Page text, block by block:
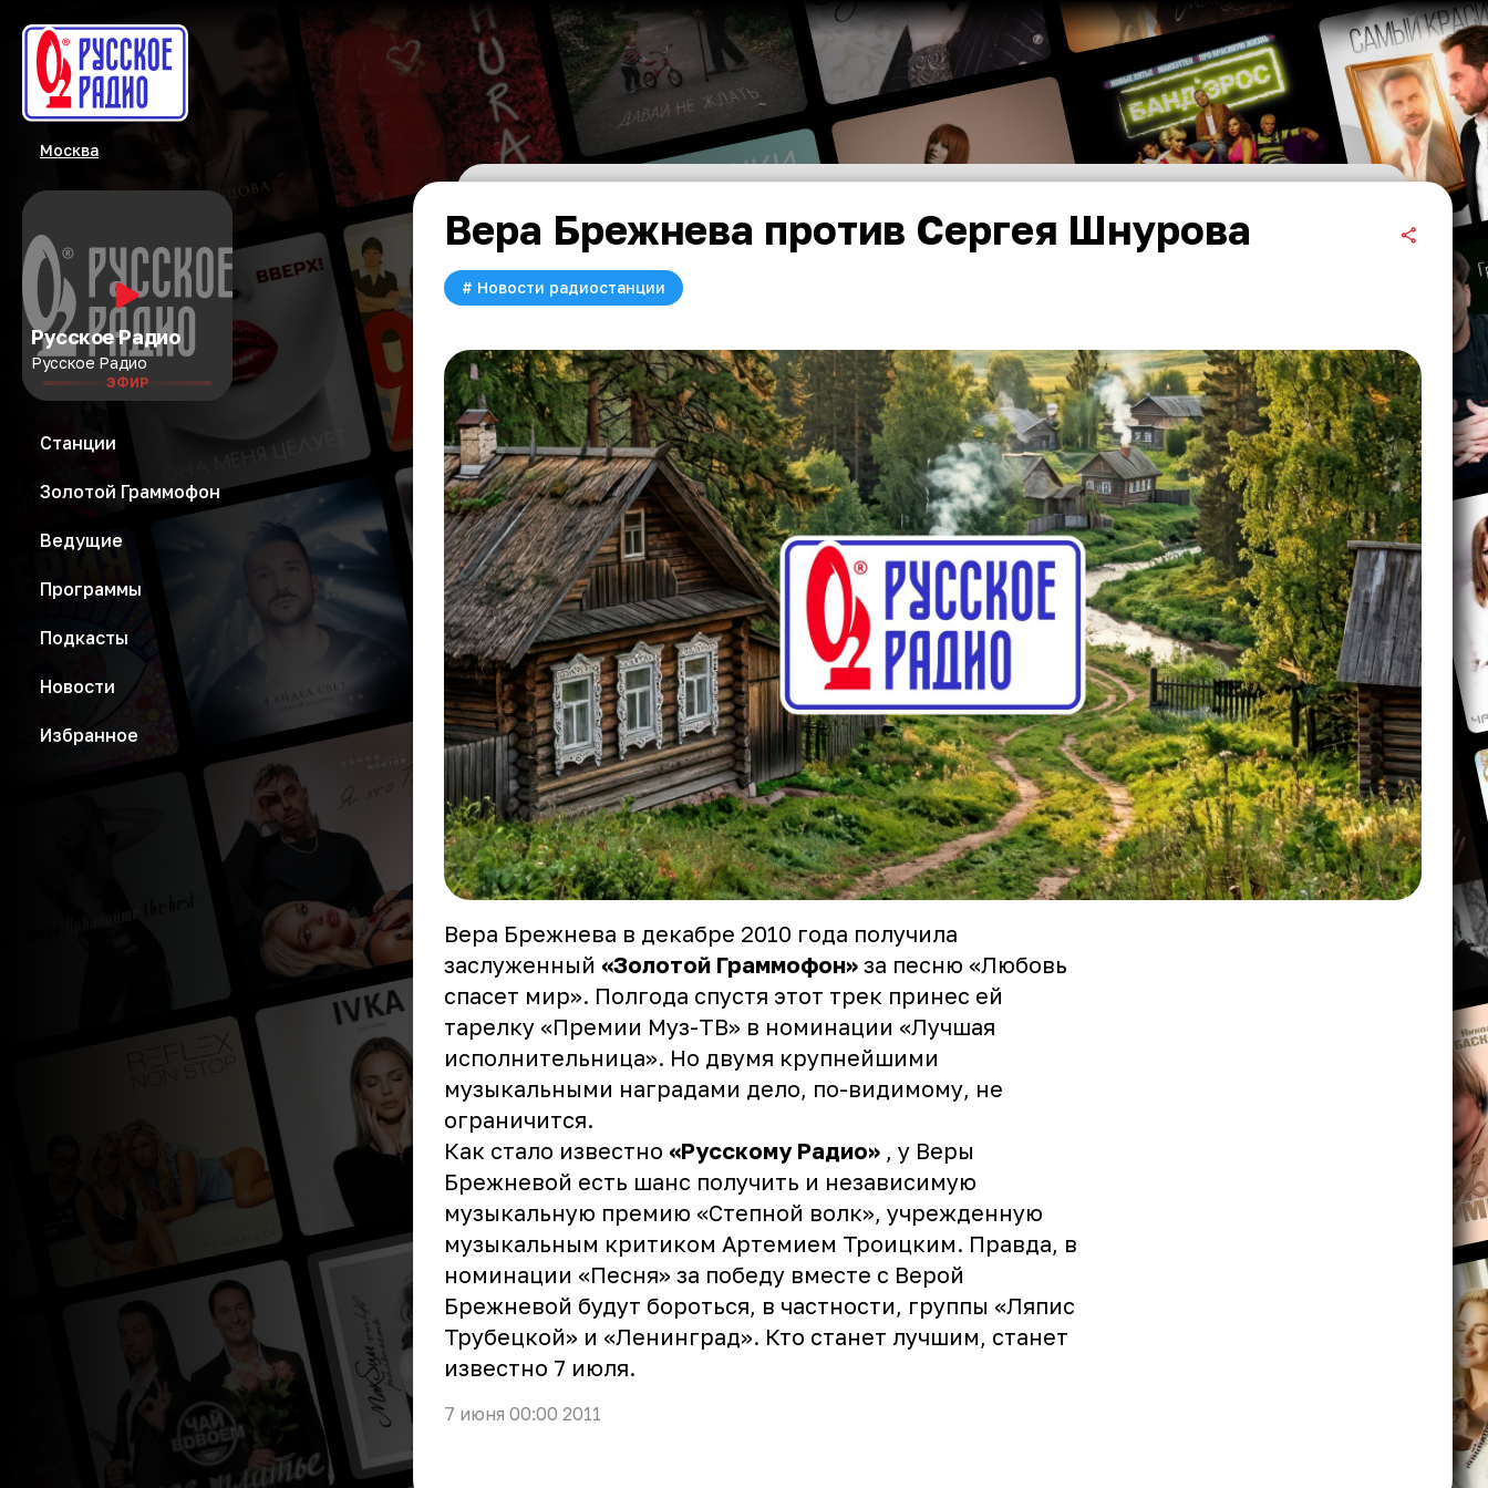
Москва
Русское Радио
Русское Радио
ЭФИР
Станции
Золотой Граммофон
Ведущие
Программы
Подкасты
Новости
Избранное
Вера Брежнева против Сергея Шнурова
# Новости радиостанции
Вера Брежнева в декабре 2010 года получила
заслуженный «Золотой Граммофон» за песню «Любовь
спасет мир». Полгода спустя этот трек принес ей
тарелку «Премии Муз-ТВ» в номинации «Лучшая
исполнительница». Но двумя крупнейшими
музыкальными наградами дело, по-видимому, не
ограничится.
Как стало известно «Русскому Радио» , у Веры
Брежневой есть шанс получить и независимую
музыкальную премию «Степной волк», учрежденную
музыкальным критиком Артемием Троицким. Правда, в
номинации «Песня» за победу вместе с Верой
Брежневой будут бороться, в частности, группы «Ляпис
Трубецкой» и «Ленинград». Кто станет лучшим, станет
известно 7 июля.
7 июня 00:00 2011